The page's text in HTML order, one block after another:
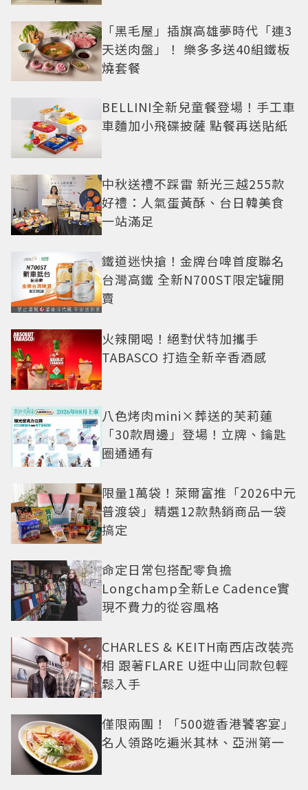
「黑毛屋」插旗高雄夢時代「連3
天送肉盤」！ 樂多多送40組鐵板
燒套餐
BELLINI全新兒童餐登場！手工車
車麵加小飛碟披薩 點餐再送貼紙
中秋送禮不踩雷 新光三越255款
好禮：人氣蛋黃酥、台日韓美食
一站滿足
鐵道迷快搶！金牌台啤首度聯名
台灣高鐵 全新N700ST限定罐開
賣
火辣開喝！絕對伏特加攜手
TABASCO 打造全新辛香酒感
八色烤肉mini×葬送的芙莉蓮
「30款周邊」登場！立牌、鑰匙
圈通通有
限量1萬袋！萊爾富推「2026中元
普渡袋」精選12款熱銷商品一袋
搞定
命定日常包搭配零負擔
Longchamp全新Le Cadence實
現不費力的從容風格
CHARLES & KEITH南西店改裝亮
相 跟著FLARE U逛中山同款包輕
鬆入手
僅限兩團！「500遊香港饕客宴」
名人領路吃遍米其林、亞洲第一